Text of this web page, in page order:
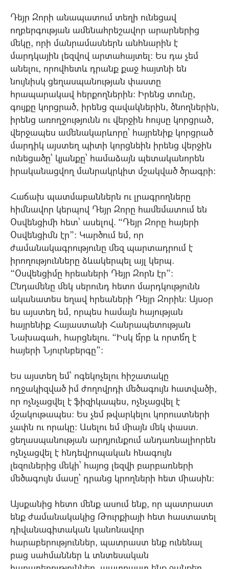
Դեյր Զորի անապատում տեղի ունեցավ
ողբերգության ամենահրեշավոր արարներից
մեկը, որի մանրամասներն անհնարին է
մարդկային լեզվով արտահայտել: Ես դա չեմ
անելու, որովհետև դրանք քաջ հայտնի են
նույնիսկ ցեղասպանության փաստը
հրապարակավ հերքողներին: Իրենց տունը,
գույքը կորցրած, իրենց զավակներին, ծնողներին,
իրենց առողջությունն ու վերջին հույսը կորցրած,
վերջապես ամենակարևորը` հայրենիք կորցրած
մարդիկ այստեղ պիտի կորցնեին իրենց վերջին
ունեցածը` կյանքը` համաձայն պետականորեն
իրականացվող մանրակրկիտ մշակված ծրագրի:
Հաճախ պատմաբաններն ու լրագրողները
հիմնավոր կերպով Դեյր Զորը համեմատում են
Օսվենցիմի հետ` ասելով. “Դեյր Զորը հայերի
Օսվենցիմն էր”: Կարծում եմ, որ
ժամանակագրությունը մեզ պարտադրում է
իրողությունները ձևակերպել այլ կերպ.
“Օսվենցիմը հրեաների Դեյր Զորն էր”:
Ընդամենը մեկ սերունդ հետո մարդկությունն
ականատես եղավ հրեաների Դեյր Զորին: Այսօր
ես այստեղ եմ, որպես համայն հայության
հայրենիք Հայաստանի Հանրապետության
Նախագահ, հարցնելու. “Իսկ ե՞րբ և որտե՞ղ է
հայերի Նյուրնբերգը”:
Ես այստեղ եմ` ոգեկոչելու հիշատակը
ողջակիզված իմ ժողովրդի մեծագույն հատվածի,
որ ոչնչացվել է ֆիզիկապես, ոչնչացվել է
մշակութապես: Ես չեմ թվարկելու կորուստների
չափն ու որակը: Ասելու եմ միայն մեկ փաստ.
ցեղասպանության արդյունքում անդառնալիորեն
ոչնչացվել է հնդեվրոպական հնագույն
լեզուներից մեկի` հայոց լեզվի բարբառների
մեծագույն մասը` դրանց կրողների հետ միասին:
Այսքանից հետո մենք ասում ենք, որ պատրաստ
ենք ժամանակակից Թուրքիայի հետ հաստատել
դիվանագիտական կանոնավոր
հարաբերություններ, պատրաստ ենք ունենալ
բաց սահմաններ և տնտեսական